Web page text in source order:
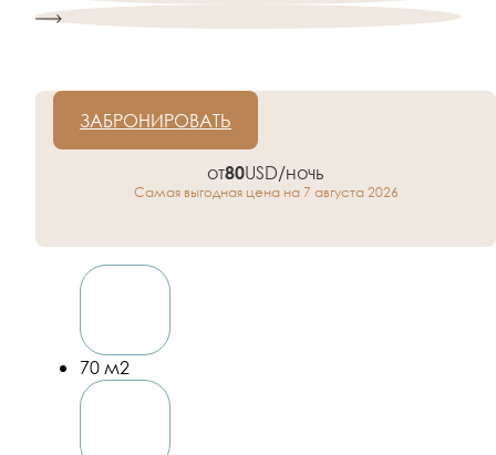
ЗАБРОНИРОВАТЬ
от80USD/ночь
Самая выгодная цена на 7 августа 2026
70 м2